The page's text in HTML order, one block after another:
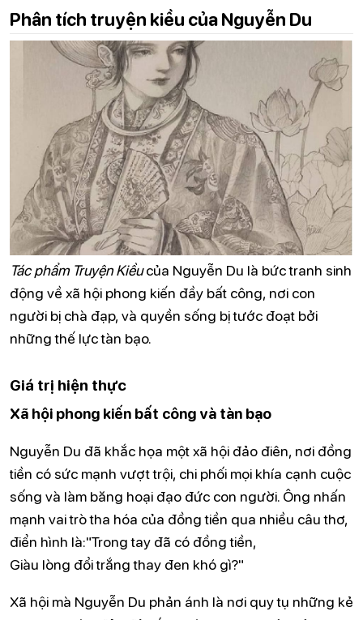
Phân tích truyện kiều của Nguyễn Du
Tác phẩm Truyện Kiềucủa Nguyễn Du là bức tranh sinh
động về xã hội phong kiến đầy bất công, nơi con
người bị chà đạp, và quyền sống bị tước đoạt bởi
những thế lực tàn bạo.
Giá trị hiện thực
Xã hội phong kiến bất công và tàn bạo
Nguyễn Du đã khắc họa một xã hội đảo điên, nơi đồng
tiền có sức mạnh vượt trội, chi phối mọi khía cạnh cuộc
sống và làm băng hoại đạo đức con người. Ông nhấn
mạnh vai trò tha hóa của đồng tiền qua nhiều câu thơ,
điển hình là:"Trong tay đã có đồng tiền,
Giàu lòng đổi trắng thay đen khó gì?"
Xã hội mà Nguyễn Du phản ánh là nơi quy tụ những kẻ